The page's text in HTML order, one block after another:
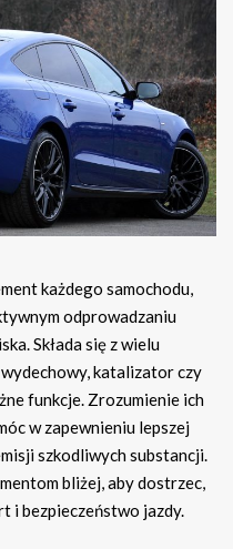
każdego samochodu,
odprowadzaniu
Składa się z wielu
katalizator czy
funkcje. Zrozumienie ich
w zapewnieniu lepszej
szkodliwych substancji.
bliżej, aby dostrzec,
i bezpieczeństwo jazdy.